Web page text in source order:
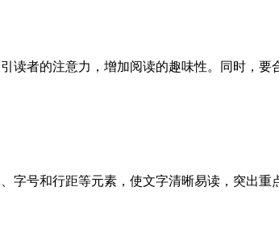
者的注意力，增加阅读的趣味性。同时，要
号和行距等元素，使文字清晰易读，突出重